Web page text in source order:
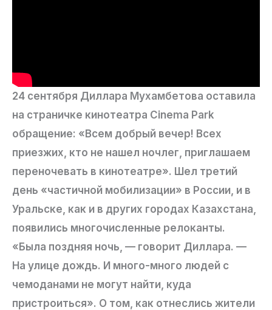
24 сентября Диллара Мухамбетова оставила
на страничке кинотеатра Cinema Park
обращение: «Всем добрый вечер! Всех
приезжих, кто не нашел ночлег, приглашаем
переночевать в кинотеатре». Шел третий
день «частичной мобилизации» в России, и в
Уральске, как и в других городах Казахстана,
появились многочисленные релоканты.
«Была поздняя ночь, — говорит Диллара. —
На улице дождь. И много-много людей с
чемоданами не могут найти, куда
пристроиться». О том, как отнеслись жители